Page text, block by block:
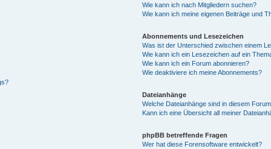
Wie kann ich nach Mitgliedern suchen?
Wie kann ich meine eigenen Beiträge und
Abonnements und Lesezeichen
Was ist der Unterschied zwischen einem
Wie kann ich ein Lesezeichen auf ein
Wie kann ich ein Forum abonnieren?
Wie deaktiviere ich meine Abonnements?
Dateianhänge
Welche Dateianhänge sind in diesem
Kann ich eine Übersicht all meiner
phpBB betreffende Fragen
Wer hat diese Forensoftware entwickelt?